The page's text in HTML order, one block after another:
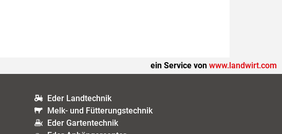
ein Service von www.landwirt.com
Eder Landtechnik
Melk- und Fütterungstechnik
Eder Gartentechnik